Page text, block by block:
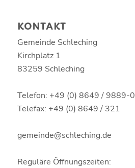
KONTAKT
Gemeinde Schleching
Kirchplatz 1
83259 Schleching
Telefon: +49 (0) 8649 / 9889-0
Telefax: +49 (0) 8649 / 321
gemeinde@schleching.de
Reguläre Öffnungszeiten: